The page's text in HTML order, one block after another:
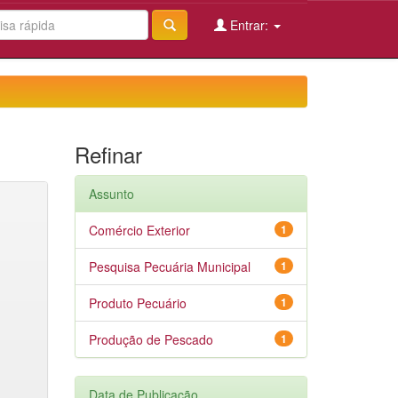
Entrar:
Refinar
Assunto
1
Comércio Exterior
1
Pesquisa Pecuária Municipal
1
Produto Pecuário
1
Produção de Pescado
Data de Publicação